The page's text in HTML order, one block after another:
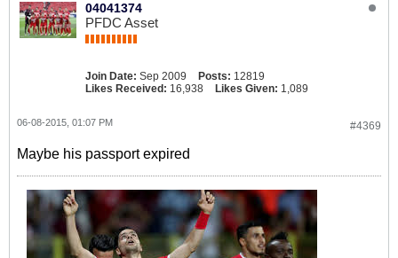
04041374
PFDC Asset
Join Date: Sep 2009 Posts: 12819
Likes Received: 16,938 Likes Given: 1,089
#4369
06-08-2015, 01:07 PM
Maybe his passport expired